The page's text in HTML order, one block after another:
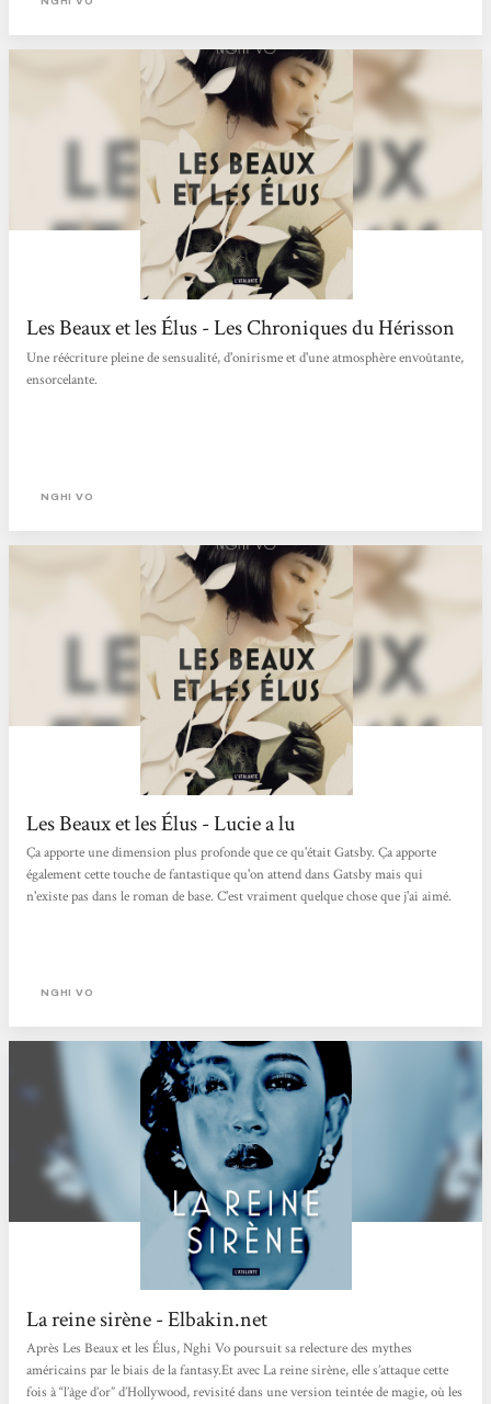
Les Beaux et les Élus - Les Chroniques du Hérisson
Une réécriture pleine de sensualité, d'onirisme et d'une atmosphère envoûtante,
ensorcelante.
NGHI VO
Les Beaux et les Élus - Lucie a lu
Ça apporte une dimension plus profonde que ce qu'était Gatsby. Ça apporte
également cette touche de fantastique qu'on attend dans Gatsby mais qui
n'existe pas dans le roman de base. C'est vraiment quelque chose que j'ai aimé.
NGHI VO
La reine sirène - Elbakin.net
Après Les Beaux et les Élus, Nghi Vo poursuit sa relecture des mythes
américains par le biais de la fantasy.Et avec La reine sirène, elle s’attaque cette
fois à “l’âge d’or” d’Hollywood, revisité dans une version teintée de magie, où les